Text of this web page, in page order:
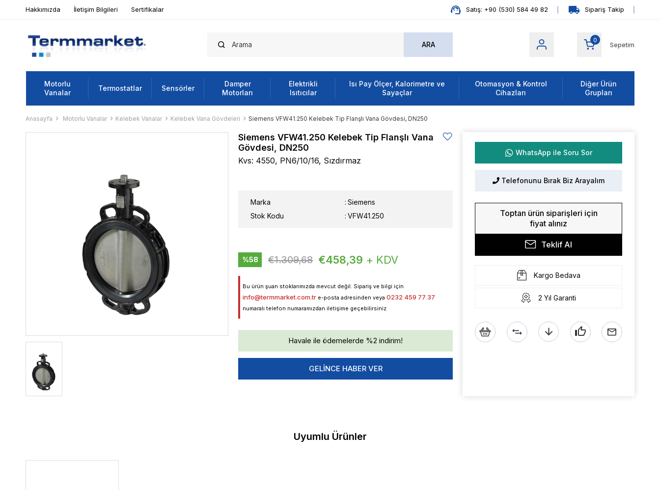
Hakkımızda İletişim Bilgileri Sertifikalar Satış: +90 (530) 584 49 82 Sipariş Takip
Sepetim
0
Motorlu
Vanalar
Termostatlar Sensörler
Damper
Motorları
Elektrikli
Isıtıcılar
Isı Pay Ölçer, Kalorimetre ve
Sayaçlar
Otomasyon & Kontrol
Cihazları
Diğer Ürün
Grupları
Anasayfa Motorlu Vanalar Kelebek Vanalar Kelebek Vana Gövdeleri Siemens VFW41.250 Kelebek Tip Flanşlı Vana Gövdesi, DN250
Siemens VFW41.250 Kelebek Tip Flanşlı Vana
Gövdesi, DN250
Kvs: 4550, PN6/10/16, Sızdırmaz
Marka : Siemens
Stok Kodu
VFW41.250
%58
İndirim
€1.309,68 €458,39 + KDV
Bu ürün şuan stoklarımızda mevcut değil. Sipariş ve bilgi için
info@termmarket.com.tr e-posta adresinden veya 0232 459 77 37
numaralı telefon numaramızdan iletişime geçebilirsiniz
Havale ile ödemelerde %2 indirim!
GELINCE HABER VER
WhatsApp ile Soru Sor
Telefonunu Bırak Biz Arayalım
Toptan ürün siparişleri için
fiyat alınız
Teklif Al
Kargo Bedava
2 Yıl Garanti
Uyumlu Ürünler